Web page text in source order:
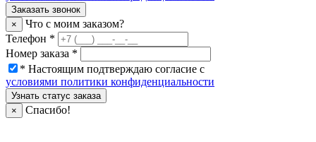
Заказать звонок
×
Что с моим заказом?
Телефон *
Номер заказа *
* Настоящим подтверждаю согласие с
условиями политики конфиденциальности
Узнать статус заказа
×
Спасибо!